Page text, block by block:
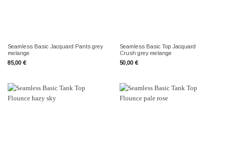
Seamless Basic Jacquard Pants grey
melange
85,00 €
Seamless Basic Top Jacquard
Crush grey melange
50,00 €